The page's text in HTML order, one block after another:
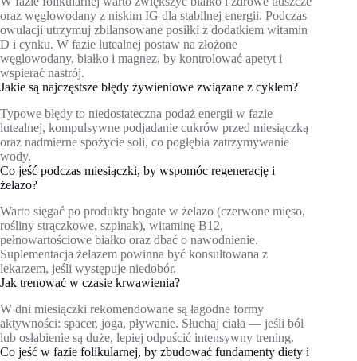
oraz węglowodany z niskim IG dla stabilnej energii. Podczas
owulacji utrzymuj zbilansowane posiłki z dodatkiem witamin
D i cynku. W fazie lutealnej postaw na złożone
węglowodany, białko i magnez, by kontrolować apetyt i
wspierać nastrój.
Jakie są najczęstsze błędy żywieniowe związane z cyklem?
Typowe błędy to niedostateczna podaż energii w fazie
lutealnej, kompulsywne podjadanie cukrów przed miesiączką
oraz nadmierne spożycie soli, co pogłębia zatrzymywanie
wody.
Co jeść podczas miesiączki, by wspomóc regenerację i
żelazo?
Warto sięgać po produkty bogate w żelazo (czerwone mięso,
rośliny strączkowe, szpinak), witaminę B12,
pełnowartościowe białko oraz dbać o nawodnienie.
Suplementacja żelazem powinna być konsultowana z
lekarzem, jeśli występuje niedobór.
Jak trenować w czasie krwawienia?
W dni miesiączki rekomendowane są łagodne formy
aktywności: spacer, joga, pływanie. Słuchaj ciała — jeśli ból
lub osłabienie są duże, lepiej odpuścić intensywny trening.
Co jeść w fazie folikularnej, by zbudować fundamenty diety i